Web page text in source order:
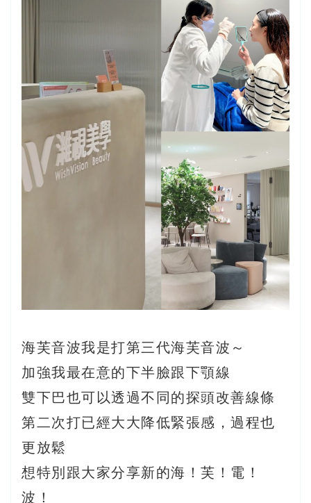
海芙音波我是打第三代海芙音波～
加強我最在意的下半臉跟下顎線
雙下巴也可以透過不同的探頭改善線條
第二次打已經大大降低緊張感，過程也
更放鬆
想特別跟大家分享新的海！芙！電！
波！